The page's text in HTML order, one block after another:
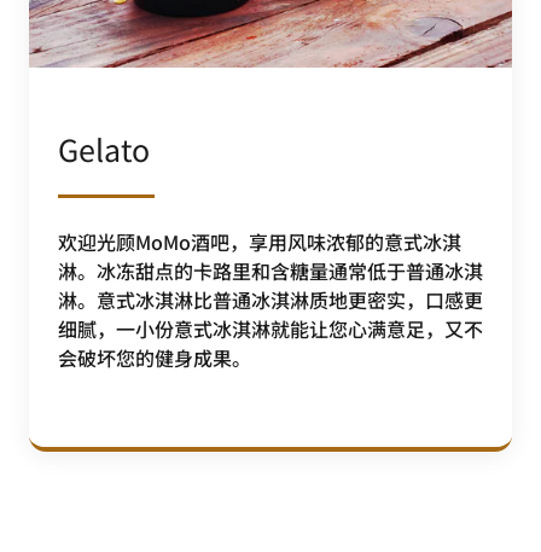
Gelato
欢迎光顾MoMo酒吧，享用风味浓郁的意式冰淇
淋。冰冻甜点的卡路里和含糖量通常低于普通冰淇
淋。意式冰淇淋比普通冰淇淋质地更密实，口感更
细腻，一小份意式冰淇淋就能让您心满意足，又不
会破坏您的健身成果。